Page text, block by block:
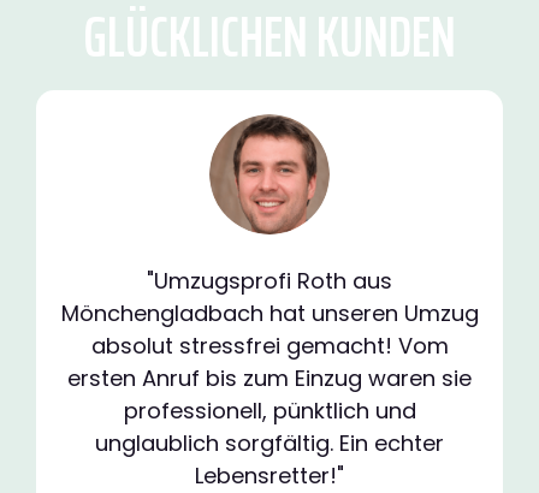
GLÜCKLICHEN KUNDEN
"Umzugsprofi Roth aus
Mönchengladbach hat unseren Umzug
absolut stressfrei gemacht! Vom
ersten Anruf bis zum Einzug waren sie
professionell, pünktlich und
unglaublich sorgfältig. Ein echter
Lebensretter!"